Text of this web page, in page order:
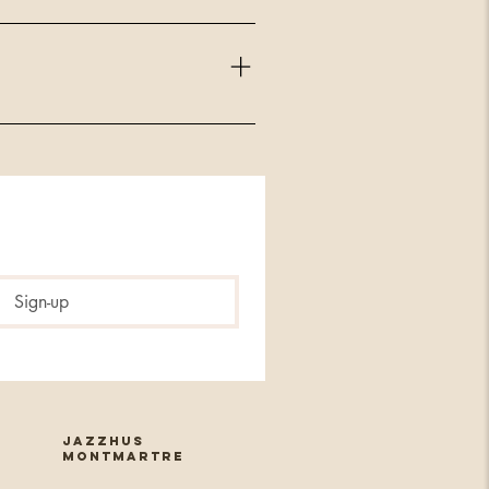
udskænkning af alkohol. Vi beder
har en løs rampe til rådighed. Har
almindelig standard dørbredde og
Sign-up
JAZZHUS
MONTMARTRE